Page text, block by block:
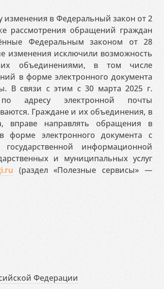
изменения в Федеральный закон от 2
рассмотрения обращений граждан
Федеральным законом от 28
изменения исключили возможность
объединениями, в том числе
в форме электронного документа
В связи с этим с 30 марта 2025 г.
адресу электронной почты
Граждане и их объединения, в
вправе направлять обращения в
электронного документа с
информационной
и муниципальных услуг
(раздел «Полезные сервисы» —
Федерации